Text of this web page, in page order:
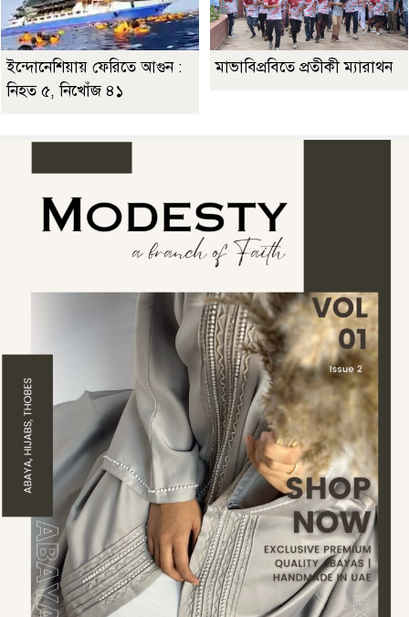
ইন্দোনেশিয়ায় ফেরিতে আগুন :
নিহত ৫, নিখোঁজ ৪১
মাভাবিপ্রবিতে প্রতীকী ম্যারাথন ‎